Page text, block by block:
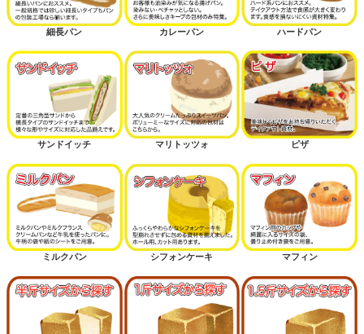
細長パン カレーパン ハードパン
サンドイッチ マリトッツォ ピザ
ミルクパン シフォンケーキ マフィン